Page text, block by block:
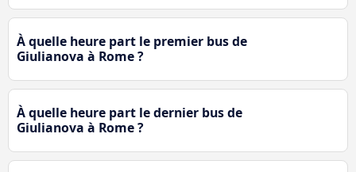
À quelle heure part le premier bus de
Giulianova à Rome ?
À quelle heure part le dernier bus de
Giulianova à Rome ?